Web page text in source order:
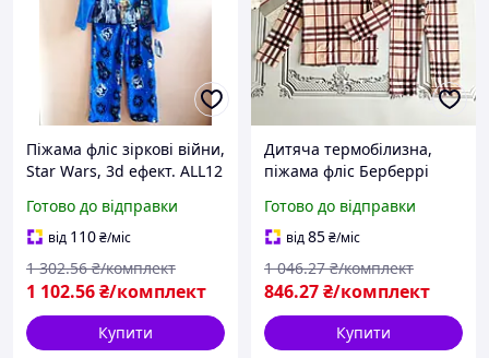
Піжама фліс зіркові війни,
Star Wars, 3d ефект. ALL12
Готово до відправки
від 110₴/міс
1 102.56₴/комплект
1 302.56 ₴/комплект
Купити
Дитяча термобілизна,
піжама фліс Берберрі
Готово до відправки
від85₴/міс
846.27₴/комплект
1 046.27 ₴/комплект
Купити